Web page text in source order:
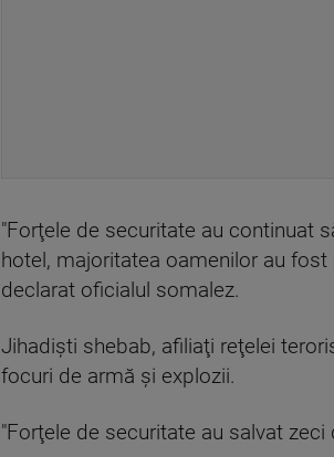
"Forţele de securitate au continuat
hotel, majoritatea oamenilor au
declarat oficialul somalez.
Jihadişti shebab, afiliaţi reţelei
focuri de armă şi explozii.
"Forţele de securitate au salvat